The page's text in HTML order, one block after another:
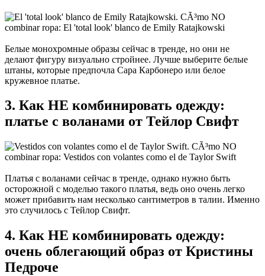
Белые монохромные образы сейчас в тренде, но они не
делают фигуру визуально стройнее. Лучше выберите белые
штаны, которые предпочла Сара Карбонеро или белое
кружевное платье.
3. Как НЕ комбинировать одежду:
платье с воланами от Тейлор Свифт
Платья с воланами сейчас в тренде, однако нужно быть
осторожной с моделью такого платья, ведь оно очень легко
может прибавить нам несколько сантиметров в талии. Именно
это случилось с Тейлор Свифт.
4. Как НЕ комбинировать одежду:
очень облегающий образ от Кристины
Педроче